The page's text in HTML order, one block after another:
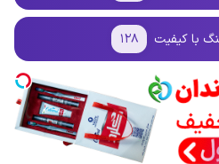
با کیفیت ۱۲۸